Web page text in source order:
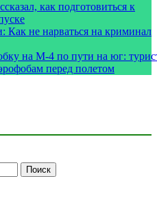
как подготовиться к
Как не нарваться на криминал
на М-4 по пути на юг:
перед полетом